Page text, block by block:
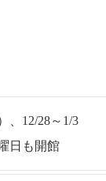
、12/28～1/3
日も開館